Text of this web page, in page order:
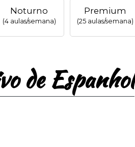
Noturno
(4 aulas/semana)
Premium
(25 aulas/semana)
de Espanhol